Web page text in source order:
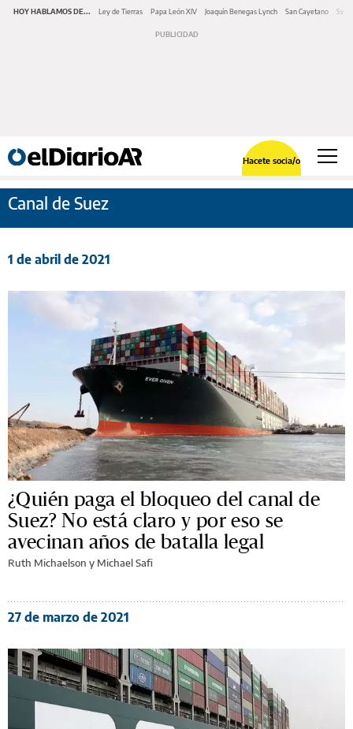
HOY HABLAMOS DE... Ley de Tierras Papa León XIV Joaquín Benegas Lynch San Cayetano
Hacete socia/o
Canal de Suez
1 de abril de 2021
¿Quién paga el bloqueo del canal de
Suez? No está claro y por eso se
avecinan años de batalla legal
Ruth Michaelson y Michael Safi
27 de marzo de 2021